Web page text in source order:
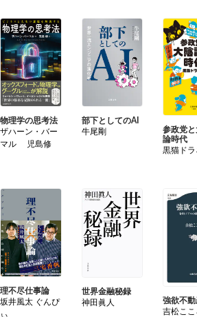
物理学の思考法
ザハーン・バー
マル 児島修
部下としてのAI
牛尾剛
参政党
論時代
黒猫ドラ
理不尽仕事論
坂井風太 ぐんぴ
ぃ
世界金融秘録
神田眞人
強欲不動
吉松ここ